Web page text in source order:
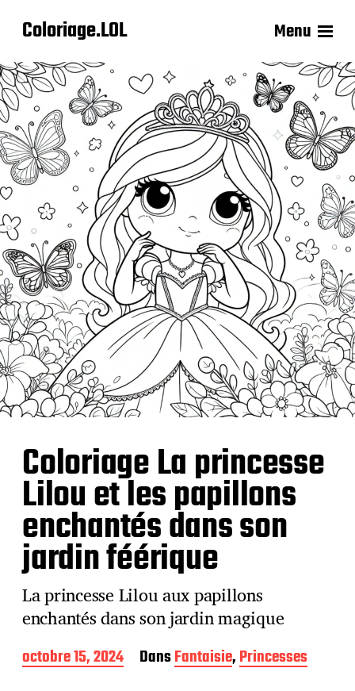
Coloriage.LOL Menu
Coloriage La princesse
Lilou et les papillons
enchantés dans son
jardin féérique
La princesse Lilou aux papillons
enchantés dans son jardin magique
D
a
octobre 15, 2024 DansFantaisie,Princesses